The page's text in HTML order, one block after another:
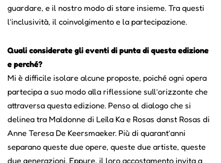
guardare, e il nostro modo di stare insieme. Tra questi
l’inclusività, il coinvolgimento e la partecipazione.
Quali considerate gli eventi di punta di questa edizione
e perché?
Mi è difficile isolare alcune proposte, poiché ogni opera
partecipa a suo modo alla riflessione sull’orizzonte che
attraversa questa edizione. Penso al dialogo che si
delinea tra Maldonne di Leïla Ka e Rosas danst Rosas di
Anne Teresa De Keersmaeker. Più di quarant’anni
separano queste due opere, queste due artiste, queste
due generazioni. Eppure, il loro accostamento invita a